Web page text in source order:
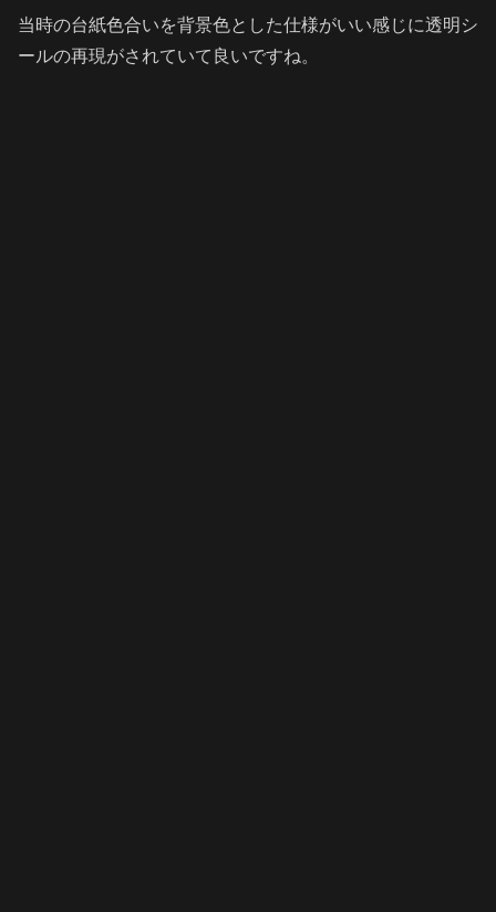
当時の台紙色合いを背景色とした仕様がいい感じに透明シ
ールの再現がされていて良いですね。